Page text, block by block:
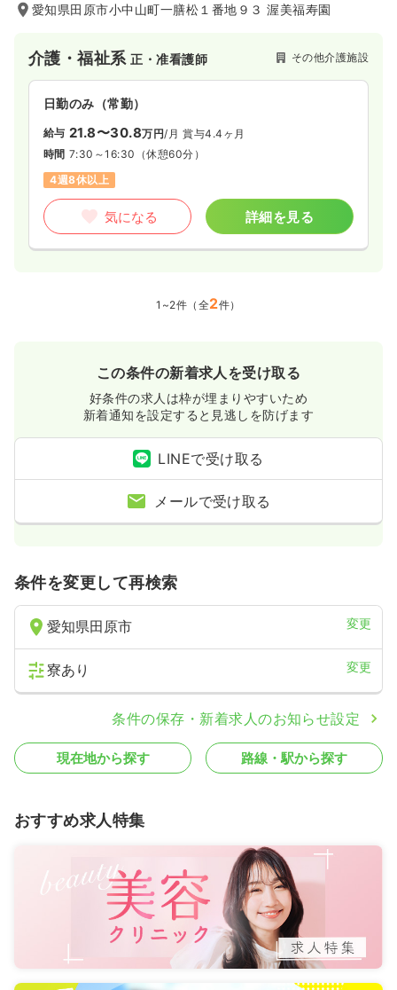
愛知県田原市小中山町一膳松１番地９３ 渥美福寿園
介護・福祉系正・准看護師 その他介護施設
日勤のみ（常勤）
給与 21.8〜30.8万円/月 賞与4.4ヶ月
時間 7:30～16:30 （休憩60分）
4週8休以上
気になる 詳細を見る
1~2件（全2件）
この条件の新着求人を受け取る
好条件の求人は枠が埋まりやすいため
新着通知を設定すると見逃しを防げます
LINEで受け取る
メールで受け取る
条件を変更して再検索
愛知県田原市 変更
寮あり 変更
条件の保存・新着求人のお知らせ設定
現在地から探す 路線・駅から探す
おすすめ求人特集